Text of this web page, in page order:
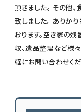
頂きました。 その他
致しました。 ありか
おります。空き家の
収、遺品整理など様
軽にお問い合わせくだ